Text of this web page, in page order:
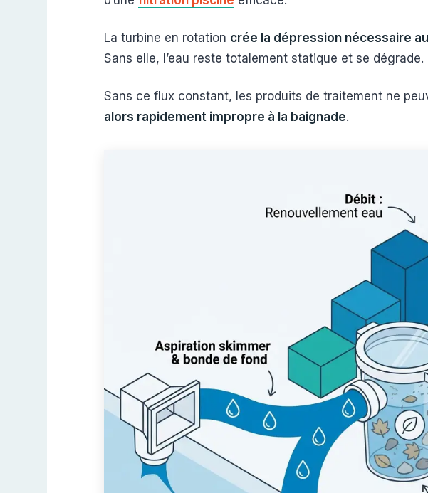
La turbine en rotation crée la dépression nécessaire
Sans elle, l’eau reste totalement statique et se dégrade.
Sans ce flux constant, les produits de traitement ne
alors rapidement impropre à la baignade.